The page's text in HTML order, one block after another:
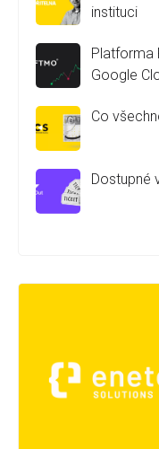
instituci
Platforma
Google
Co
Dostupné